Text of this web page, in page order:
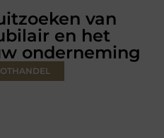
van
en het
onderneming